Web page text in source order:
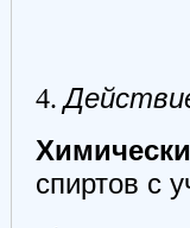
4.
спиртов с